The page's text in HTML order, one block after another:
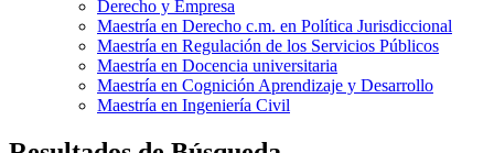
Derecho y Empresa
Maestría en Derecho c.m. en Política Jurisdiccional
Maestría en Regulación de los Servicios Públicos
Maestría en Docencia universitaria
Maestría en Cognición Aprendizaje y Desarrollo
Maestría en Ingeniería Civil